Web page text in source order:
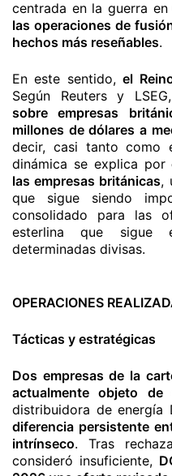
centrada en la guerra
las operaciones de
hechos más reseñables.
En este sentido,el
Según Reuters y
sobre empresas
millones de dólares a
decir, casi tanto como
dinámica se explica por
las empresas británicas,
que sigue siendo
consolidado para las
esterlina que sigue
determinadas divisas.
OPERACIONES
Tácticas y estratégicas
Dos empresas de la
actualmente objeto de
distribuidora de energía
diferencia persistente
intrínseco. Tras
consideró insuficiente,